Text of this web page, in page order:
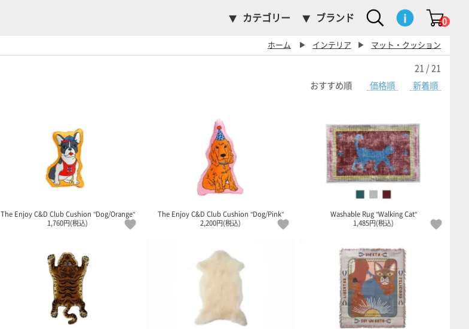
カテゴリー ブランド 0
ホーム ▶ インテリア ▶ マット・クッション
21 / 21
おすすめ順
価格順 新着順
The Enjoy C&D Club Cushion "Dog/Orange"
1,760円(税込)
The Enjoy C&D Club Cushion "Dog/Pink"
2,200円(税込)
Washable Rug "Walking Cat"
1,485円(税込)